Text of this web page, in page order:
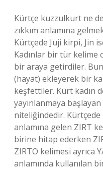
Kürtçe kuzzulkurt ne
zıkkım anlamına
Kürtçede Juji kirpi, Jin
Kadınlar bir tür kelime
bir araya getirdiler.
(hayat) ekleyerek bir
keşfettiler. Kürt kadın
yayınlanmaya başlayan
niteliğindedir. Kürtçede
anlamına gelen ZIRT
birine hitap ederken
ZIRTO kelimesi ayrıca
anlamında kullanılan